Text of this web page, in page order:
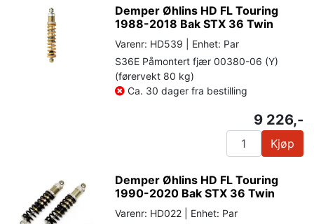
Demper Øhlins HD FL Touring
1988-2018 Bak STX 36 Twin
Varenr: HD539 | Enhet: Par
S36E Påmontert fjær 00380-06 (Y)
(førervekt 80 kg)
Ca. 30 dager fra bestilling
9 226,-
Kjøp
Demper Øhlins HD FL Touring
1990-2020 Bak STX 36 Twin
Varenr: HD022 | Enhet: Par